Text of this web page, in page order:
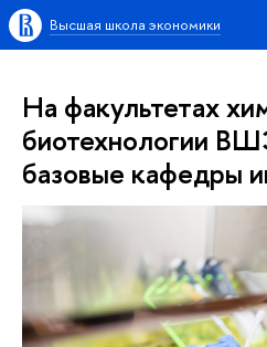
Высшая школа экономики
На факультетах
биотехнологии
базовые кафедры